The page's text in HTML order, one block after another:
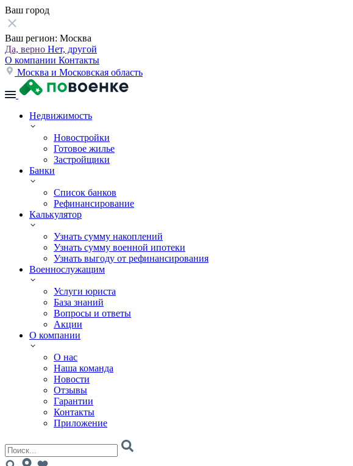
Ваш город
Ваш регион: Москва
Да, верно Нет, другой
О компании Контакты
Москва и Московская область
Недвижимость
Новостройки
Готовое жилье
Застройщики
Банки
Список банков
Рефинансирование
Калькулятор
Узнать сумму накоплений
Узнать сумму военной ипотеки
Узнать выгоду от рефинансирования
Военнослужащим
Услуги юриста
База знаний
Вопросы и ответы
Акции
О компании
О нас
Наша команда
Новости
Отзывы
Гарантии
Контакты
Приложение